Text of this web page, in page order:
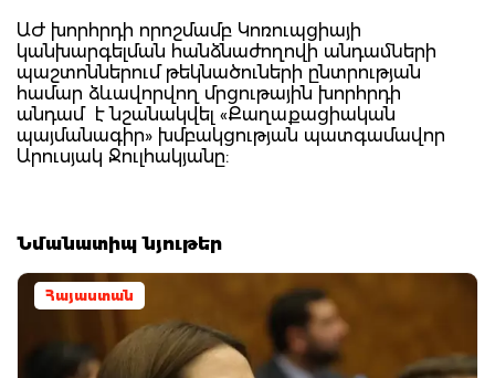
ԱԺ խորհրդի որոշմամբ Կոռուպցիայի
կանխարգելման հանձնաժողովի անդամների
պաշտոններում թեկնածուների ընտրության
համար ձևավորվող մրցութային խորհրդի
անդամ է նշանակվել «Քաղաքացիական
պայմանագիր» խմբակցության պատգամավոր
Արուսյակ Ջուլհակյանը:
Նմանատիպ նյութեր
Հայաստան